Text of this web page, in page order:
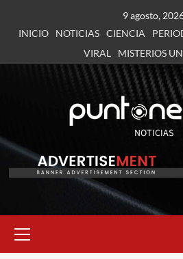
9 agosto,
INICIO
NOTICIAS CIENCIA
VIRAL
MISTERIOS
NOTICIAS